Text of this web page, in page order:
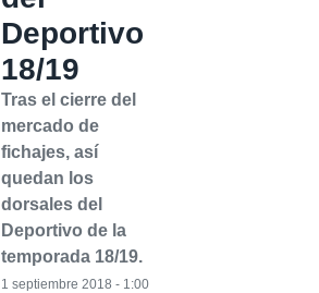
Deportivo
18/19
Tras el cierre del
mercado de
fichajes, así
quedan los
dorsales del
Deportivo de la
temporada 18/19.
1 septiembre 2018 - 1:00